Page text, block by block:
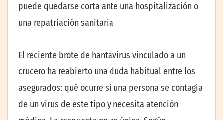
puede quedarse corta ante una hospitalización o
una repatriación sanitaria
El reciente brote de hantavirus vinculado a un
crucero ha reabierto una duda habitual entre los
asegurados: qué ocurre si una persona se contagia
de un virus de este tipo y necesita atención